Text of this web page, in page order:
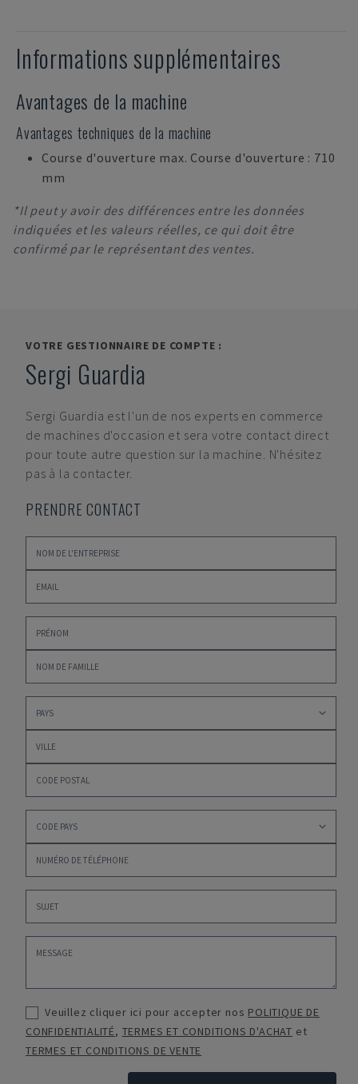
Informations supplémentaires
Avantages de la machine
Avantages techniques de la machine
Course d'ouverture max. Course d'ouverture : 710
mm
*Il peut y avoir des différences entre les données
indiquées et les valeurs réelles, ce qui doit être
confirmé par le représentant des ventes.
VOTRE GESTIONNAIRE DE COMPTE :
Sergi Guardia
Sergi Guardia est l'un de nos experts en commerce
de machines d'occasion et sera votre contact direct
pour toute autre question sur la machine. N'hésitez
pas à la contacter.
PRENDRE CONTACT
Veuillez cliquer ici pour accepter nos POLITIQUE DE
CONFIDENTIALITÉ, TERMES ET CONDITIONS D'ACHAT et
TERMES ET CONDITIONS DE VENTE